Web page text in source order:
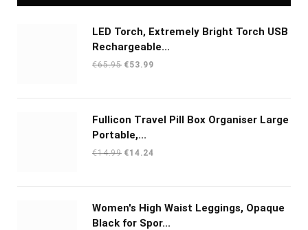
LED Torch, Extremely Bright Torch USB
Rechargeable...
€65.95 Oorspronkelijke
€53.99
Fullicon Travel Pill Box Organiser Large
Portable,...
€14.99 Oorspronkelijke
€14.24
Women's High Waist Leggings, Opaque
Black for Spor...